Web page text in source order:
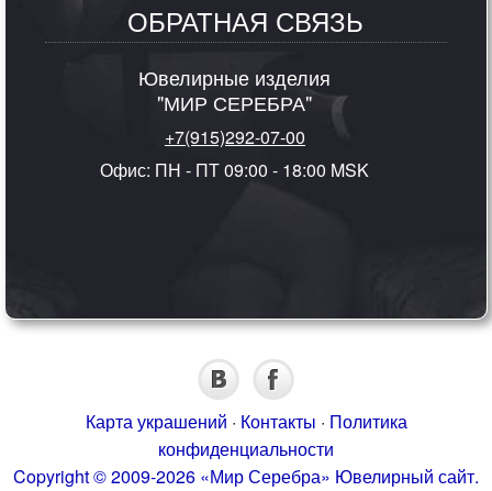
ОБРАТНАЯ СВЯЗЬ
Ювелирные изделия
"МИР СЕРЕБРА"
+7(915)292-07-00
Офис: ПН - ПТ 09:00 - 18:00 MSK
Карта украшений · Контакты · Политика
конфиденциальности
Copyright © 2009-2026 «Мир Серебра» Ювелирный сайт.